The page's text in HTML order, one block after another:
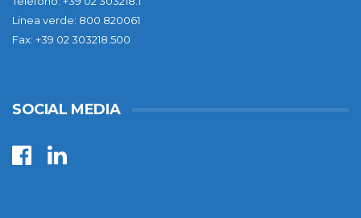
Linea verde: 800 820061
Fax: +39 02 303218.500
SOCIAL MEDIA